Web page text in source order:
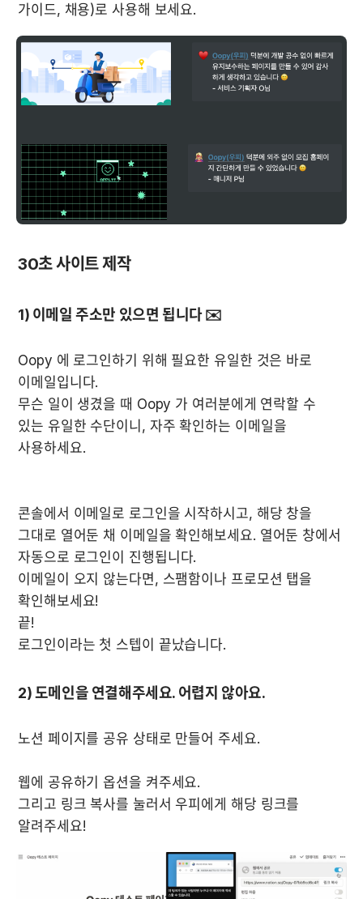
가이드, 채용)로 사용해 보세요.
30초 사이트 제작
1) 이메일 주소만 있으면 됩니다 ✉️
Oopy 에 로그인하기 위해 필요한 유일한 것은 바로
이메일입니다.
무슨 일이 생겼을 때 Oopy 가 여러분에게 연락할 수
있는 유일한 수단이니, 자주 확인하는 이메일을
사용하세요.
콘솔에서 이메일로 로그인을 시작하시고, 해당 창을
그대로 열어둔 채 이메일을 확인해보세요. 열어둔 창에서
자동으로 로그인이 진행됩니다.
이메일이 오지 않는다면, 스팸함이나 프로모션 탭을
확인해보세요!
끝!
로그인이라는 첫 스텝이 끝났습니다.
2) 도메인을 연결해주세요. 어렵지 않아요.
노션 페이지를 공유 상태로 만들어 주세요.
웹에 공유하기 옵션을 켜주세요.
그리고 링크 복사를 눌러서 우피에게 해당 링크를
알려주세요!